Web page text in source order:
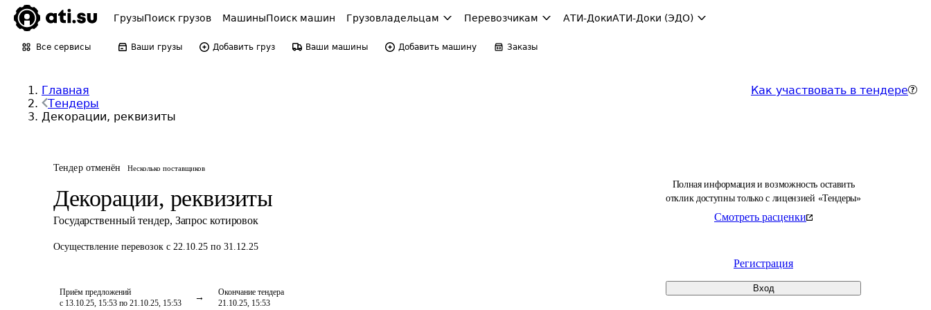
ГрузыПоиск грузов МашиныПоиск машин Грузовладельцам Перевозчикам АТИ-ДокиАТИ-Доки (ЭДО)
Все сервисы Ваши грузы Добавить груз Ваши машины Добавить машину Заказы
Главная
Тендеры
Декорации, реквизиты
Как участвовать в тендере
Тендер отменён Несколько поставщиков
Декорации, реквизиты
Государственный тендер, Запрос котировок
Осуществление перевозок с 22.10.25 по 31.12.25
Приём предложений
с 13.10.25, 15:53 по 21.10.25, 15:53
Окончание тендера
21.10.25, 15:53
Полная информация и возможность оставить
отклик доступны только с лицензией «Тендеры»
Смотреть расценки
Регистрация
Вход